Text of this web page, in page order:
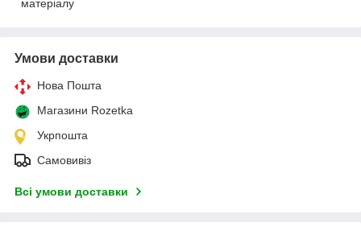
матеріалу
Умови доставки
Нова Пошта
Магазини Rozetka
Укрпошта
Самовивіз
Всі умови доставки